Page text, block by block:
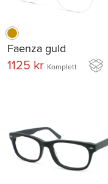
Faenza guld
1125 kr Komplett